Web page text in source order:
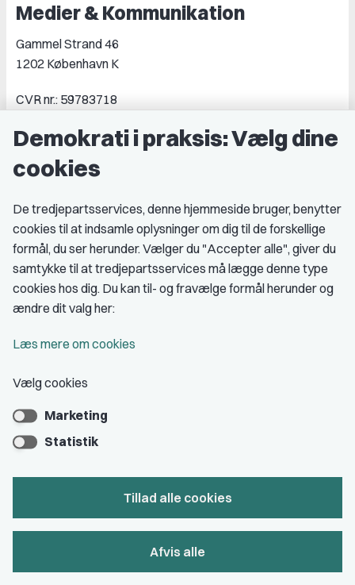
Medier & Kommunikation
Gammel Strand 46
1202 København K
CVR nr.: 59783718
Book samtale
Genveje
Om DJ
DJ in English
Find freelancer
Privatlivs- & cookiepolitik
Åbnings- og telefontider
A-kasse: AJKS
DJ's jobportal
Grupper og kredse
Studenterorganisationer
Demokrati i praksis: Vælg dine
cookies
De tredjepartsservices, denne hjemmeside bruger, benytter
cookies til at indsamle oplysninger om dig til de forskellige
formål, du ser herunder. Vælger du "Accepter alle", giver du
samtykke til at tredjepartsservices må lægge denne type
cookies hos dig. Du kan til- og fravælge formål herunder og
ændre dit valg her:
Læs mere om cookies
Vælg cookies
Marketing
Statistik
Tillad alle cookies
Afvis alle